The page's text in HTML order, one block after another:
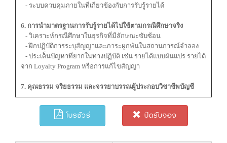
- ระบบควบคุมภายในที่เกี่ยวข้องกับการรับรู้รายได้
6. การนำมาตรฐานการรับรู้รายได้ไปใช้ตามกรณีศึกษาจริง
- วิเคราะห์กรณีศึกษาในธุรกิจที่มีลักษณะซับซ้อน
- ฝึกปฏิบัติการระบุสัญญาและภาระผูกพันในสถานการณ์จำลอง
- ประเด็นปัญหาที่ยากในทางปฏิบัติ เช่น รายได้แบบผันแปร รายได้
จาก Loyalty Program หรือการแก้ไขสัญญา
7. คุณธรรม จริยธรรม และจรรยาบรรณผู้ประกอบวิชาชีพบัญชี
โบรชัวร์ ปิดรับจอง